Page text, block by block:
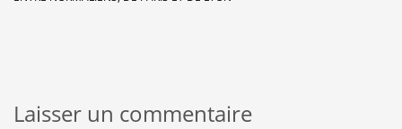
Laisser un commentaire